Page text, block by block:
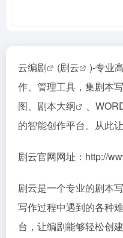
云编剧 (剧云 )-专业
作、管理工具，集剧本写
图、 剧本大纲
、
的智能创作平台。从此
剧云官网网址：http://
剧云是一个专业的剧本
写作过程中遇到的各种
台，让编剧能够轻松创